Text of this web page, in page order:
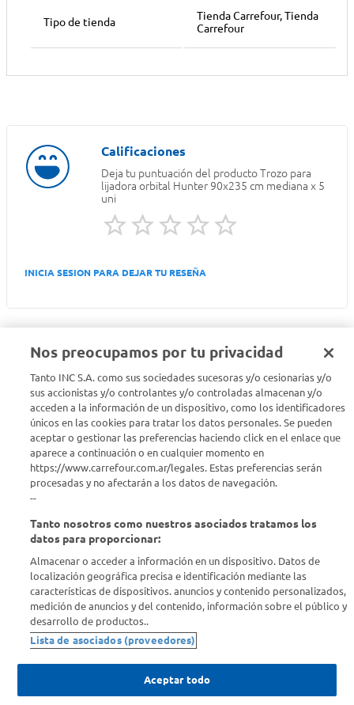
Tipo de tienda
Tienda Carrefour, Tienda
Carrefour
Deja tu puntuación del producto Trozo para
lijadora orbital Hunter 90x235 cm mediana x 5
uni
INICIA SESION PARA DEJAR TU RESEÑA
Seguinos en :
Estamos para ayudarte
¿Tenés una consulta? Comunicate con nosotrosacá
Descubrí Carrefour
Conocenos
Info útil
Comprá Online
Enterate de nuestras ofertas
Dejanos tu mail para recibir todas las ofertas y promociones antes
que nadie.
Nos preocupamos por tu privacidad
Tanto INC S.A. como sus sociedades sucesoras y/o cesionarias y/o
sus accionistas y/o controlantes y/o controladas almacenan y/o
acceden a la información de un dispositivo, como los identificadores
únicos en las cookies para tratar los datos personales. Se pueden
aceptar o gestionar las preferencias haciendo click en el enlace que
aparece a continuación o en cualquier momento en
https://www.carrefour.com.ar/legales. Estas preferencias serán
procesadas y no afectarán a los datos de navegación.
--
Tanto nosotros como nuestros asociados tratamos los
datos para proporcionar:
Almacenar o acceder a información en un dispositivo. Datos de
localización geográfica precisa e identificación mediante las
características de dispositivos. anuncios y contenido personalizados,
medición de anuncios y del contenido, información sobre el público y
desarrollo de productos..
Lista de asociados (proveedores)
Aceptar todo